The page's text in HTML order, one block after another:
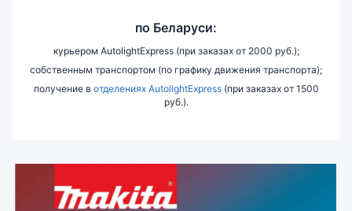
по Беларуси:
курьером AutolightExpress (при заказах от 2000 руб.);
собственным транспортом (по графику движения транспорта);
получение в отделениях AutolightExpress(при заказах от 1500
руб.).